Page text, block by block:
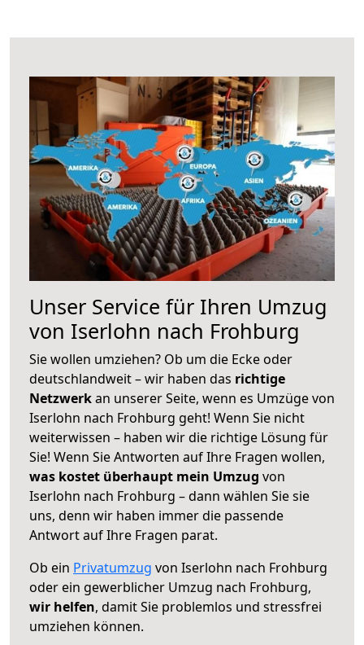
Unser Service für Ihren Umzug
von Iserlohn nach Frohburg
Sie wollen umziehen? Ob um die Ecke oder
deutschlandweit – wir haben das richtige
Netzwerkan unserer Seite, wenn es Umzüge von
Iserlohn nach Frohburg geht! Wenn Sie nicht
weiterwissen – haben wir die richtige Lösung für
Sie! Wenn Sie Antworten auf Ihre Fragen wollen,
was kostet überhaupt mein Umzug von
Iserlohn nach Frohburg – dann wählen Sie sie
uns, denn wir haben immer die passende
Antwort auf Ihre Fragen parat.
Ob ein Privatumzug von Iserlohn nach Frohburg
oder ein gewerblicher Umzug nach Frohburg,
wir helfen, damit Sie problemlos und stressfrei
umziehen können.